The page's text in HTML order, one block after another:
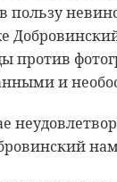
пользу
против
и